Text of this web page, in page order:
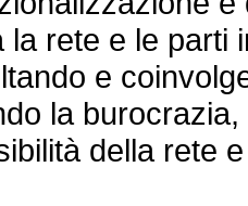
la rete e le parti
e
la
della rete